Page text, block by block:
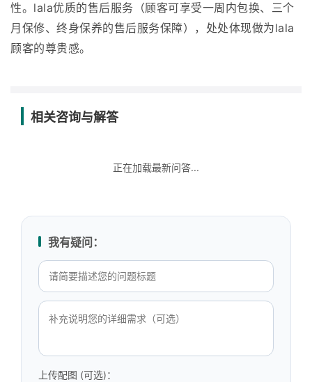
性。lala优质的售后服务（顾客可享受一周内包换、三个
月保修、终身保养的售后服务保障），处处体现做为lala
顾客的尊贵感。
相关咨询与解答
正在加载最新问答...
我有疑问：
上传配图 (可选)：